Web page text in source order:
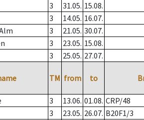
3 31.05. 15.08.
3 14.05. 16.07.
3 21.05. 30.07.
3 23.05. 15.08.
3 25.05. 27.07.
TM from to
3 13.06. 01.08. CRP/48
3 23.05. 26.07. B20F1/3